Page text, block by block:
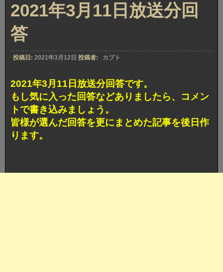
2021年3月11日放送分回
答
投稿日: 2021年3月12日 投稿者: カブト
2021年3月11日放送分回答です。
もし気に入った回答などありましたら、コメン
トで書き込みましょう。
皆様が選んだ回答を更にまとめた記事を後日作
ります。